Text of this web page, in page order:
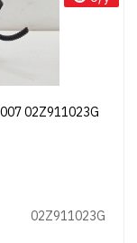
02Z911023G
02Z911023G